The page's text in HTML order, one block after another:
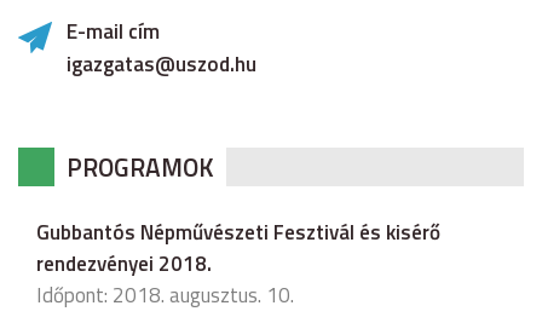
E-mail cím
igazgatas@uszod.hu
PROGRAMOK
Gubbantós Népművészeti Fesztivál és kisérő
rendezvényei 2018.
Időpont: 2018. augusztus. 10.